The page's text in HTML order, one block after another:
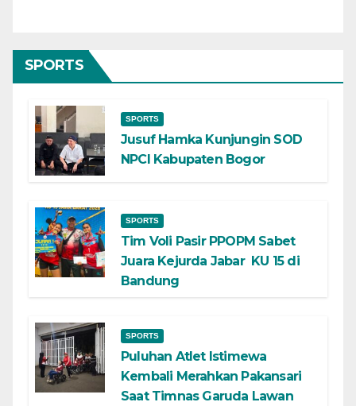
SPORTS
SPORTS
Jusuf Hamka Kunjungin SOD
NPCI Kabupaten Bogor
SPORTS
Tim Voli Pasir PPOPM Sabet
Juara Kejurda Jabar KU 15 di
Bandung
SPORTS
Puluhan Atlet Istimewa
Kembali Merahkan Pakansari
Saat Timnas Garuda Lawan